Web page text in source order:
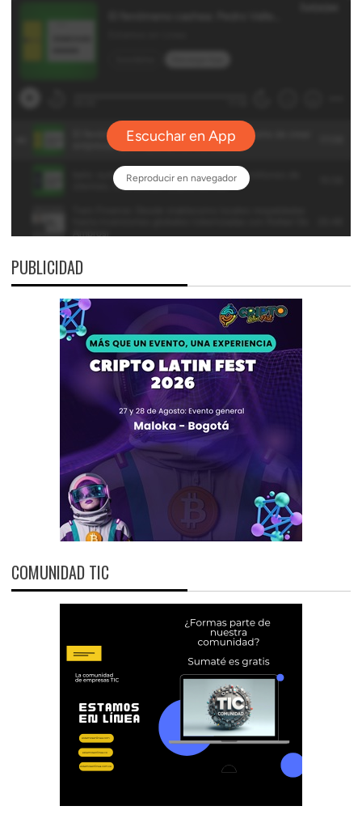
PUBLICIDAD
COMUNIDAD TIC